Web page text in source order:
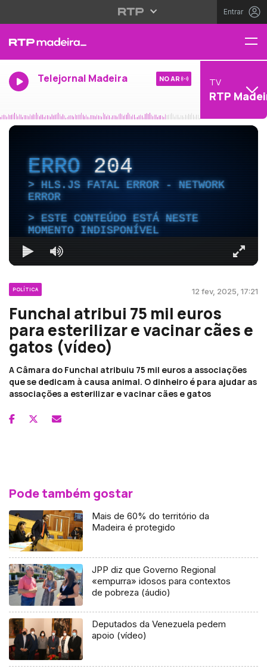
Entrar
Telejornal Madeira NO AR TV
RTP
ERRO204
HLS.JS FATAL ERROR - NETWORK
ERROR
ESTE CONTEÚDO ESTÁ NESTE
MOMENTO INDISPONÍVEL
POLÍTICA 12 fev, 2025, 17:21
Funchal atribui 75 mil euros
para esterilizar e vacinar cães e
gatos (vídeo)
A Câmara do Funchal atribuiu 75 mil euros a associações
que se dedicam à causa animal. O dinheiro é para ajudar as
associações a esterilizar e vacinar cães e gatos
Pode também gostar
Mais de 60% do território da
Madeira é protegido
JPP diz que Governo Regional
«empurra» idosos para contextos
de pobreza (áudio)
Deputados da Venezuela pedem
apoio (vídeo)